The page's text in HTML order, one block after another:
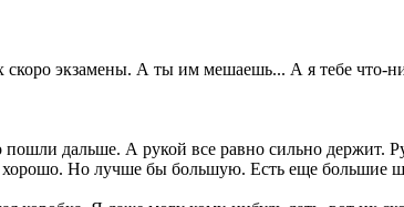
экзамены. А ты им мешаешь... А я тебе что-
дальше. А рукой все равно сильно держит.
Но лучше бы большую. Есть еще большие